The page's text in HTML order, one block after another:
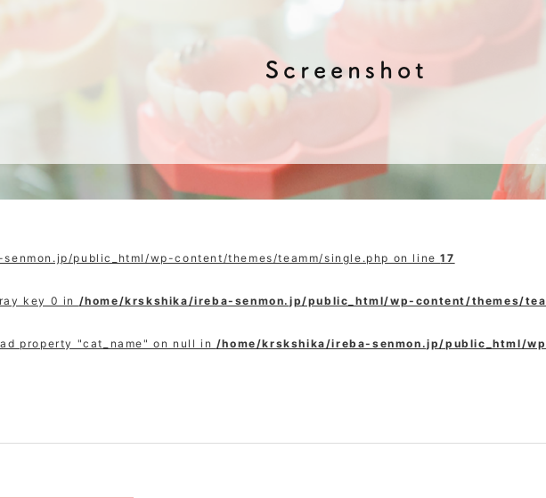
Screenshot
public_html/wp-content/themes/teamm/single.php on line17
key 0 in /home/krskshika/ireba-senmon.jp/public_html/wp-content/themes/
property "cat_name" on null in /home/krskshika/ireba-senmon.jp/public_html/